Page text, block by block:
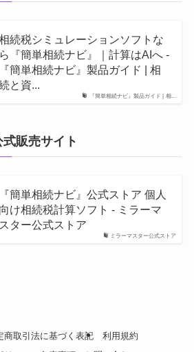
『簡単相続ナビ』製品ガイド | 相...
相続税シミュレーションソフトな
ら『簡単相続ナビ』｜計算はAIへ -
『簡単相続ナビ』製品ガイド | 相
と資...
販売サイト
ミラーマスター公式ストア
『簡単相続ナビ』公式ストア 個人
向け相続税計算ソフト - ミラーマ
スター公式ストア
商取引法に基づく表記
利用規約